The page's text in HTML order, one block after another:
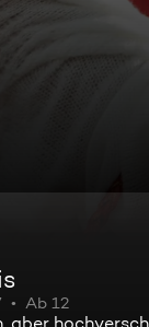
Ab 12